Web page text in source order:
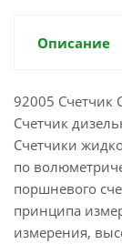
Описание
92005 Счетчик
Счетчик
Счетчики
по
поршневого
принципа
измерения,